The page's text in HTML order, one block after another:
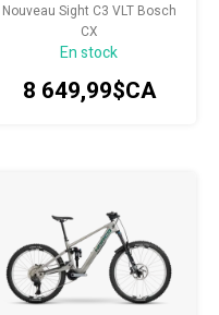
Nouveau Sight C3 VLT Bosch
CX
En stock
8 649,99$CA